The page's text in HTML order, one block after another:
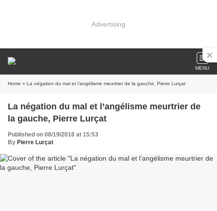
Advertising
MENU
Home » La négation du mal et l’angélisme meurtrier de la gauche, Pierre Lurçat
La négation du mal et l’angélisme meurtrier de
la gauche, Pierre Lurçat
Published on 08/19/2018 at 15:53
By Pierre Lurçat